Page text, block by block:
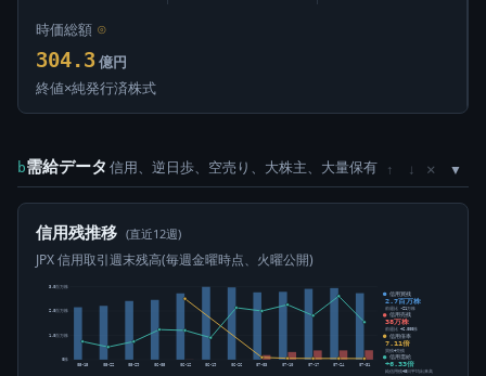
時価総額 ⊙
304.3 億円
終値×純発行済株式
b需給データ 信用、逆日歩、空売り、大株主、大量保有 ↑ ↓ ×
信用残推移 (直近12週)
JPX 信用取引週末残高(毎週金曜時点、火曜公開)
0株
1.0百万株
2.0百万株
3.0百万株
05-15 05-22 05-29 06-05 06-12 06-19 06-26 07-03 07-10 07-17 07-24 07-31
信用買残
2.7百万株
前週比 -21万株
信用売残
38万株
前週比 +6,000株
信用倍率
7.11倍
買残÷売残
信用需給
+6.33倍
純信用残÷5日平均出来高